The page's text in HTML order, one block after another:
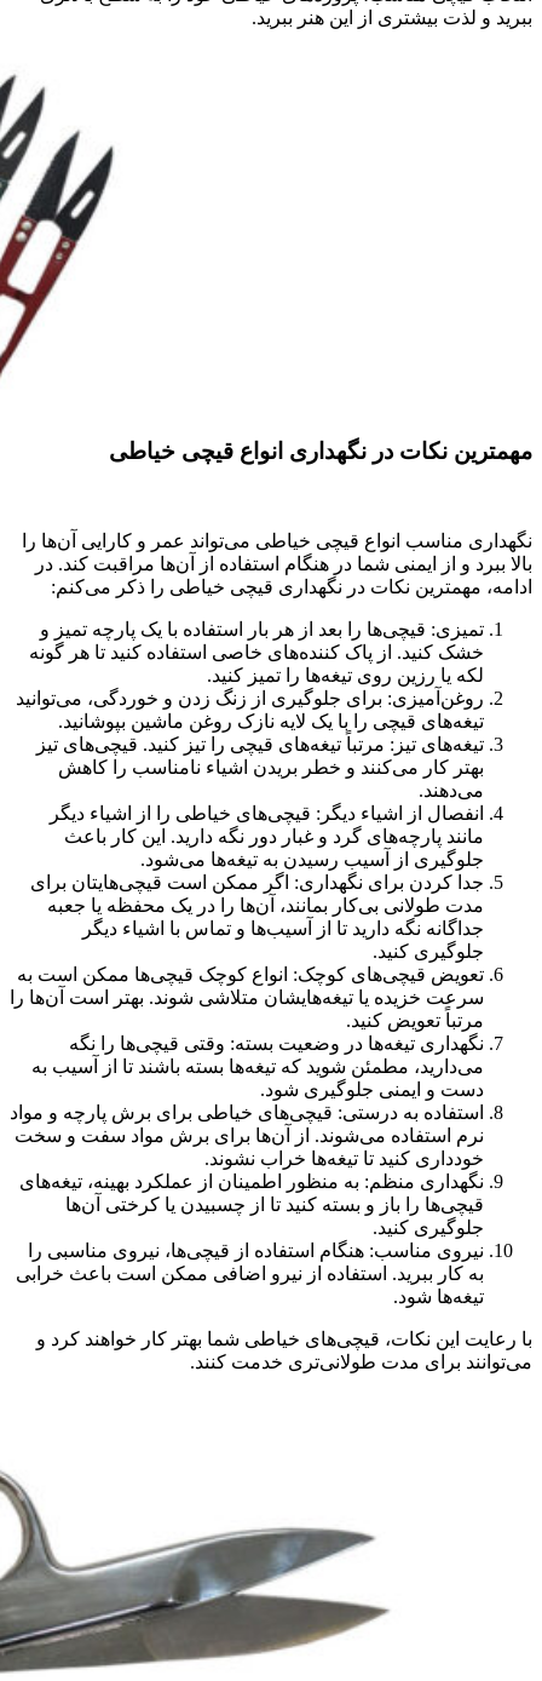
ببرید و لذت بیشتری از این هنر ببرید.
مهمترین نکات در نگهداری انواع قیچی خیاطی
نگهداری مناسب انواع قیچی خیاطی می‌تواند عمر و کارایی آن‌ها را
بالا ببرد و از ایمنی شما در هنگام استفاده از آن‌ها مراقبت کند. در
ادامه، مهمترین نکات در نگهداری قیچی خیاطی را ذکر می‌کنم:
تمیزی: قیچی‌ها را بعد از هر بار استفاده با یک پارچه تمیز و
خشک کنید. از پاک کننده‌های خاصی استفاده کنید تا هر گونه
لکه یا رزین روی تیغه‌ها را تمیز کنید.
روغن‌آمیزی: برای جلوگیری از زنگ زدن و خوردگی، می‌توانید
تیغه‌های قیچی را با یک لایه نازک روغن ماشین بپوشانید.
تیغه‌های تیز: مرتباً تیغه‌های قیچی را تیز کنید. قیچی‌های تیز
بهتر کار می‌کنند و خطر بریدن اشیاء نامناسب را کاهش
می‌دهند.
انفصال از اشیاء دیگر: قیچی‌های خیاطی را از اشیاء دیگر
مانند پارچه‌های گرد و غبار دور نگه دارید. این کار باعث
جلوگیری از آسیب رسیدن به تیغه‌ها می‌شود.
جدا کردن برای نگهداری: اگر ممکن است قیچی‌هایتان برای
مدت طولانی بی‌کار بمانند، آن‌ها را در یک محفظه یا جعبه
جداگانه نگه دارید تا از آسیب‌ها و تماس با اشیاء دیگر
جلوگیری کنید.
تعویض قیچی‌های کوچک: انواع کوچک قیچی‌ها ممکن است به
سرعت خزیده یا تیغه‌هایشان متلاشی شوند. بهتر است آن‌ها را
مرتباً تعویض کنید.
نگهداری تیغه‌ها در وضعیت بسته: وقتی قیچی‌ها را نگه
می‌دارید، مطمئن شوید که تیغه‌ها بسته باشند تا از آسیب به
دست و ایمنی جلوگیری شود.
استفاده به درستی: قیچی‌های خیاطی برای برش پارچه و مواد
نرم استفاده می‌شوند. از آن‌ها برای برش مواد سفت و سخت
خودداری کنید تا تیغه‌ها خراب نشوند.
نگهداری منظم: به منظور اطمینان از عملکرد بهینه، تیغه‌های
قیچی‌ها را باز و بسته کنید تا از چسبیدن یا کرختی آن‌ها
جلوگیری کنید.
نیروی مناسب: هنگام استفاده از قیچی‌ها، نیروی مناسبی را
به کار ببرید. استفاده از نیرو اضافی ممکن است باعث خرابی
تیغه‌ها شود.
با رعایت این نکات، قیچی‌های خیاطی شما بهتر کار خواهند کرد و
می‌توانند برای مدت طولانی‌تری خدمت کنند.